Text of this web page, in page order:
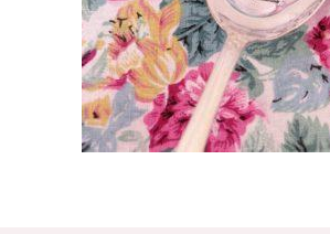
AJOUTER AU PANIER